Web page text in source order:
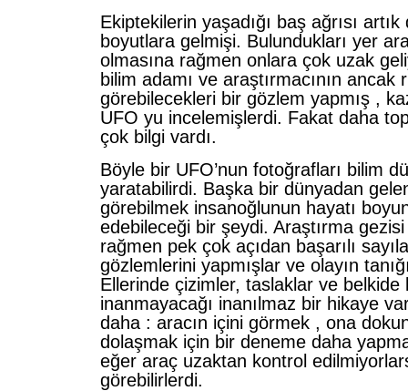
Ekiptekilerin yaşadığı baş ağrısı
boyutlara gelmişi. Bulundukları yer
olmasına rağmen onlara çok uzak
bilim adamı ve araştırmacının ancak
görebilecekleri bir gözlem yapmış ,
UFO yu incelemişlerdi. Fakat daha
çok bilgi vardı.
Böyle bir UFO’nun fotoğrafları bilim
yaratabilirdi. Başka bir dünyadan
görebilmek insanoğlunun hayatı
edebileceği bir şeydi. Araştırma
rağmen pek çok açıdan başarılı
gözlemlerini yapmışlar ve olayın
Ellerinde çizimler, taslaklar ve belkide
inanmayacağı inanılmaz bir hikaye
daha : aracın içini görmek , ona
dolaşmak için bir deneme daha
eğer araç uzaktan kontrol
görebilirlerdi.